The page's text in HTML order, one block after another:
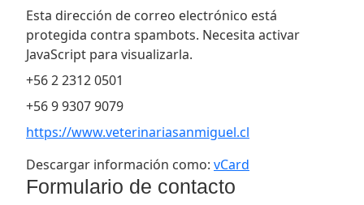
Correo electrónico:
Esta dirección de correo electrónico está
protegida contra spambots. Necesita activar
JavaScript para visualizarla.
Teléfono:
+56 2 2312 0501
Celular:
+56 9 9307 9079
Website:
https://www.veterinariasanmiguel.cl
Descargar información como: vCard
Formulario de contacto